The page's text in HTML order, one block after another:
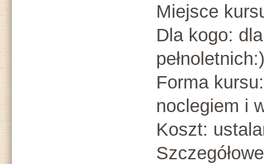
Miejsce
Dla kogo:
pełnoletnich:)
Forma
noclegiem i
Koszt: